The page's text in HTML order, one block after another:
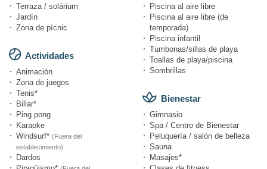
Terraza / solárium
Jardín
Zona de pícnic
Actividades
Animación
Zona de juegos
Tenis*
Billar*
Ping pong
Karaoke
Windsurf* (Fuera del
establecimiento)
Dardos
Piscina al aire libre
Piscina al aire libre (de
temporada)
Piscina infantil
Tumbonas/sillas de playa
Toallas de playa/piscina
Sombrillas
Bienestar
Gimnasio
Spa / Centro de Bienestar
Peluquería / salón de belleza
Sauna
Masajes*